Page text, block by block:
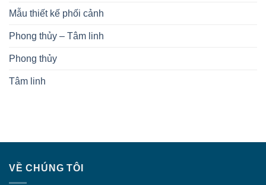
Mẫu thiết kế phối cảnh
Phong thủy – Tâm linh
Phong thủy
Tâm linh
VỀ CHÚNG TÔI